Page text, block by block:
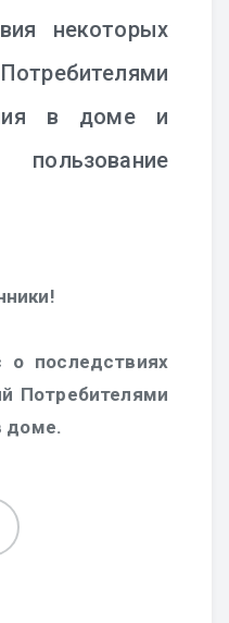
некоторых
в доме и
о последствиях
Потребителями
доме.